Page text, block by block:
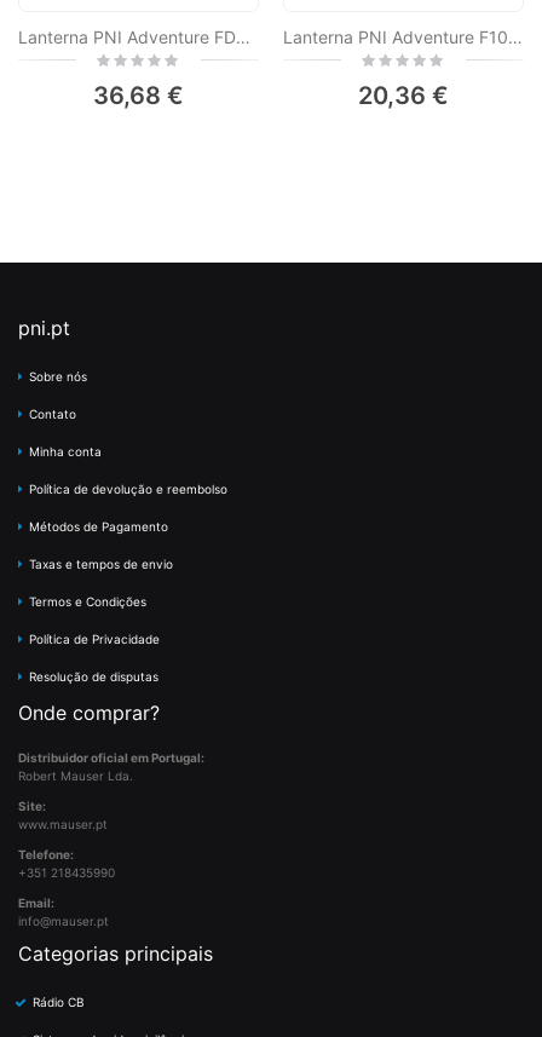
Lanterna PNI Adventure FDW28 5W, 650 lm, até 200 m, bateria 18650 3000mAh
Rating:
36,68 €
Lanterna PNI Adventure F10 de alumínio com LED 1x6W, 500lm até 200m de foco, com bateria e porta USB-C
Rating:
20,36 €
pni.pt
Sobre nós
Contato
Minha conta
Política de devolução e reembolso
Métodos de Pagamento
Taxas e tempos de envio
Termos e Condições
Política de Privacidade
Resolução de disputas
Onde comprar?
Distribuidor oficial em Portugal:
Robert Mauser Lda.
Site:
www.mauser.pt
Telefone:
+351 218435990
Email:
info@mauser.pt
Categorias principais
Rádio CB